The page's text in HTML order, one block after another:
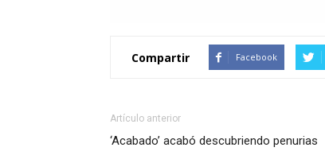
Compartir Facebook
Artículo anterior
‘Acabado’ acabó descubriendo penurias